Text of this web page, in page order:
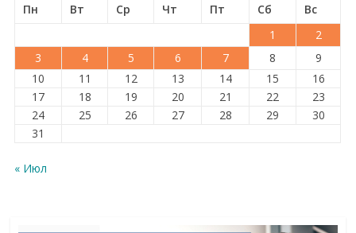
Пн
Вт Ср Чт Пт Сб
Вс
1
2
3
4 5 6 7 8
9
10
11 12 13 14 15
16
17
18 19 20 21 22
23
24
25 26 27 28 29
30
31
« Июл